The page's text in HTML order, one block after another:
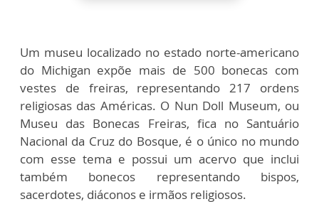
Um museu localizado no estado norte-americano
do Michigan expõe mais de 500 bonecas com
vestes de freiras, representando 217 ordens
religiosas das Américas. O Nun Doll Museum, ou
Museu das Bonecas Freiras, fica no Santuário
Nacional da Cruz do Bosque, é o único no mundo
com esse tema e possui um acervo que inclui
também bonecos representando bispos,
sacerdotes, diáconos e irmãos religiosos.